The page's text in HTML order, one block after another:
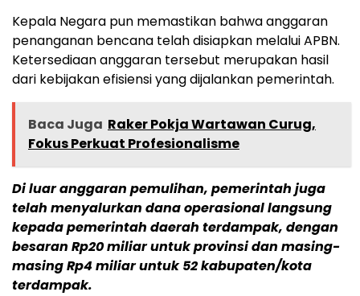
Kepala Negara pun memastikan bahwa anggaran
penanganan bencana telah disiapkan melalui APBN.
Ketersediaan anggaran tersebut merupakan hasil
dari kebijakan efisiensi yang dijalankan pemerintah.
Baca Juga Raker Pokja Wartawan Curug,
Fokus Perkuat Profesionalisme
Di luar anggaran pemulihan, pemerintah juga
telah menyalurkan dana operasional langsung
kepada pemerintah daerah terdampak, dengan
besaran Rp20 miliar untuk provinsi dan masing-
masing Rp4 miliar untuk 52 kabupaten/kota
terdampak.